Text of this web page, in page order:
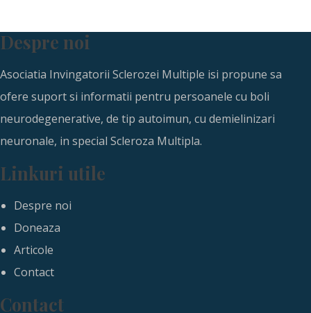
Despre noi
Asociatia Invingatorii Sclerozei Multiple isi propune sa
ofere suport si informatii pentru persoanele cu boli
neurodegenerative, de tip autoimun, cu demielinizari
neuronale, in special Scleroza Multipla.
Linkuri utile
Despre noi
Doneaza
Articole
Contact
Contact